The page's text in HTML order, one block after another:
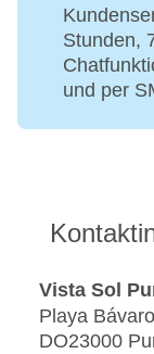
Stunden,
und per
Vista Sol
Playa
DO23000